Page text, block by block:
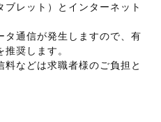
レット）とインターネット
タ通信が発生しますので、有
奨します。
などは求職者様のご負担と